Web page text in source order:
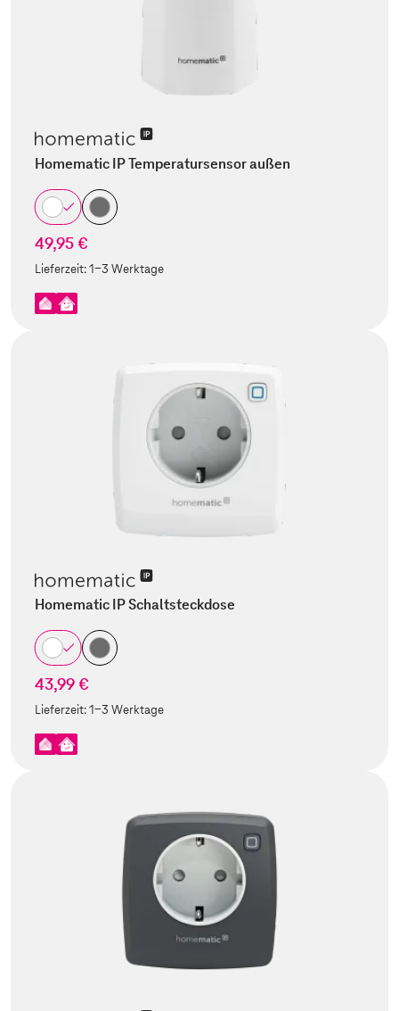
Homematic IP Temperatursensor außen
49,95 €
Lieferzeit:1-3 Werktage
Homematic IP Schaltsteckdose
43,99 €
Lieferzeit:1-3 Werktage